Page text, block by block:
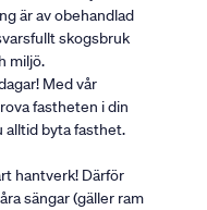
är av obehandlad
skogsbruk
miljö.
Med vår
fastheten i din
alltid byta fasthet.
hantverk! Därför
sängar (gäller ram